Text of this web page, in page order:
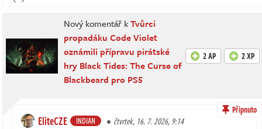
Nový komentář kTvůrci
propadáku Code Violet
oznámili přípravu pirátské
hry Black Tides: The Curse of
Blackbeard pro PS5
2 AP 2 XP
Připnuto
EliteCZE INDIAN čtvrtek, 16. 7. 2026, 9:14